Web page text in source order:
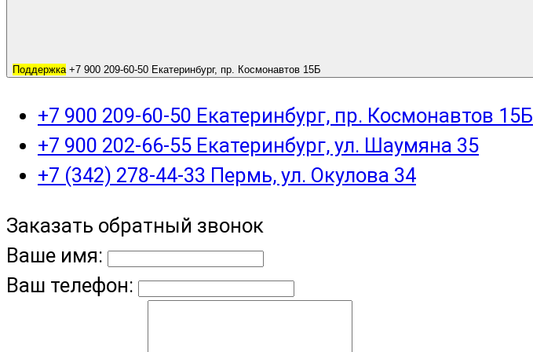
Поддержка +7 900 209-60-50 Екатеринбург, пр. Космонавтов 15Б
+7 900 209-60-50 Екатеринбург, пр. Космонавтов 15Б
+7 900 202-66-55 Екатеринбург, ул. Шаумяна 35
+7 (342) 278-44-33 Пермь, ул. Окулова 34
Заказать обратный звонок
Ваше имя:
Ваш телефон: